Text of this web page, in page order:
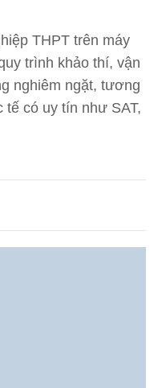
THPT trên máy
trình khảo thí, vận
nghiêm ngặt, tương
tế có uy tín như SAT,